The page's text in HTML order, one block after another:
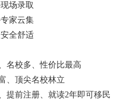
场录取
家云集
全舒适
名校多、性价比最高
、顶尖名校林立
提前注册、就读2年即可移民